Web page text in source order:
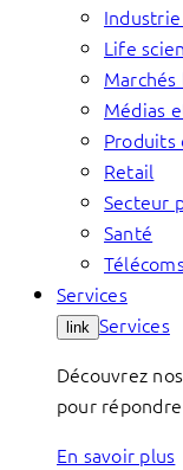
Life
Médias
Produits
Retail
Secteur
Santé
Services
link Services
Découvrez
pour
En savoir plus